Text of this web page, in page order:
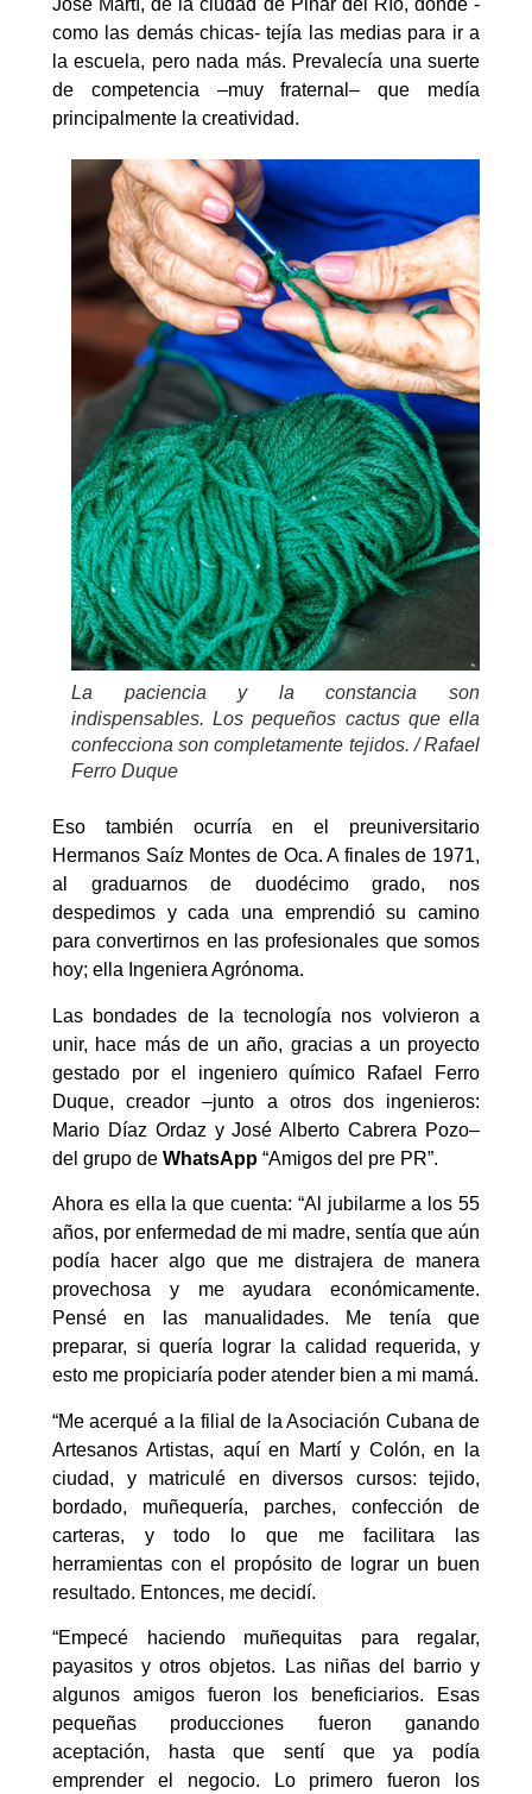
José Martí, de la ciudad de Pinar del Río, donde -
como las demás chicas- tejía las medias para ir a
la escuela, pero nada más. Prevalecía una suerte
de competencia –muy fraternal– que medía
principalmente la creatividad.
La paciencia y la constancia son
indispensables. Los pequeños cactus que ella
confecciona son completamente tejidos. / Rafael
Ferro Duque
Eso también ocurría en el preuniversitario
Hermanos Saíz Montes de Oca. A finales de 1971,
al graduarnos de duodécimo grado, nos
despedimos y cada una emprendió su camino
para convertirnos en las profesionales que somos
hoy; ella Ingeniera Agrónoma.
Las bondades de la tecnología nos volvieron a
unir, hace más de un año, gracias a un proyecto
gestado por el ingeniero químico Rafael Ferro
Duque, creador –junto a otros dos ingenieros:
Mario Díaz Ordaz y José Alberto Cabrera Pozo–
del grupo de WhatsApp “Amigos del pre PR”.
Ahora es ella la que cuenta: “Al jubilarme a los 55
años, por enfermedad de mi madre, sentía que aún
podía hacer algo que me distrajera de manera
provechosa y me ayudara económicamente.
Pensé en las manualidades. Me tenía que
preparar, si quería lograr la calidad requerida, y
esto me propiciaría poder atender bien a mi mamá.
“Me acerqué a la filial de la Asociación Cubana de
Artesanos Artistas, aquí en Martí y Colón, en la
ciudad, y matriculé en diversos cursos: tejido,
bordado, muñequería, parches, confección de
carteras, y todo lo que me facilitara las
herramientas con el propósito de lograr un buen
resultado. Entonces, me decidí.
“Empecé haciendo muñequitas para regalar,
payasitos y otros objetos. Las niñas del barrio y
algunos amigos fueron los beneficiarios. Esas
pequeñas producciones fueron ganando
aceptación, hasta que sentí que ya podía
emprender el negocio. Lo primero fueron los